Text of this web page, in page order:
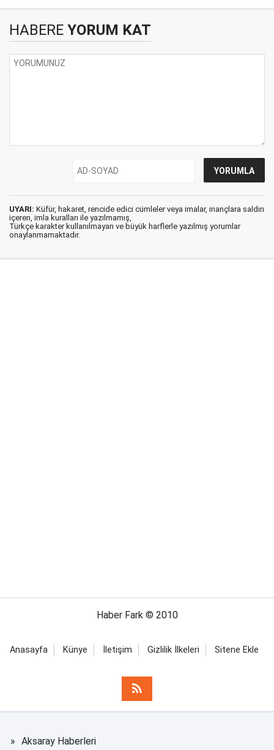
HABERE YORUM KAT
UYARI: Küfür, hakaret, rencide edici cümleler veya imalar, inançlara saldırı
içeren, imla kuralları ile yazılmamış,
Türkçe karakter kullanılmayan ve büyük harflerle yazılmış yorumlar
onaylanmamaktadır.
Haber Fark © 2010
Anasayfa Künye İletişim Gizlilik İlkeleri Sitene Ekle
Aksaray Haberleri